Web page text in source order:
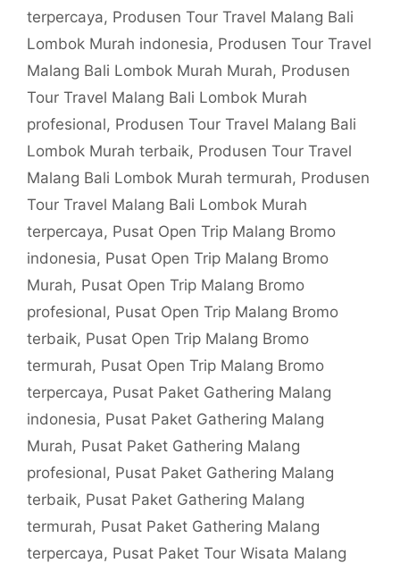
terpercaya, Produsen Tour Travel Malang Bali
Lombok Murah indonesia, Produsen Tour Travel
Malang Bali Lombok Murah Murah, Produsen
Tour Travel Malang Bali Lombok Murah
profesional, Produsen Tour Travel Malang Bali
Lombok Murah terbaik, Produsen Tour Travel
Malang Bali Lombok Murah termurah, Produsen
Tour Travel Malang Bali Lombok Murah
terpercaya, Pusat Open Trip Malang Bromo
indonesia, Pusat Open Trip Malang Bromo
Murah, Pusat Open Trip Malang Bromo
profesional, Pusat Open Trip Malang Bromo
terbaik, Pusat Open Trip Malang Bromo
termurah, Pusat Open Trip Malang Bromo
terpercaya, Pusat Paket Gathering Malang
indonesia, Pusat Paket Gathering Malang
Murah, Pusat Paket Gathering Malang
profesional, Pusat Paket Gathering Malang
terbaik, Pusat Paket Gathering Malang
termurah, Pusat Paket Gathering Malang
terpercaya, Pusat Paket Tour Wisata Malang